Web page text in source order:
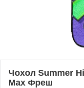
Чохол Summer
Max Фреш